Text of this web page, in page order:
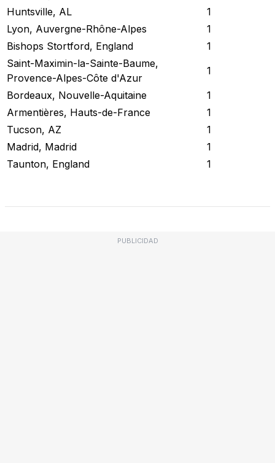
Huntsville, AL
1
Lyon, Auvergne-Rhône-Alpes
1
Bishops Stortford, England
1
Saint-Maximin-la-Sainte-Baume,
Provence-Alpes-Côte d'Azur
1
Bordeaux, Nouvelle-Aquitaine
1
Armentières, Hauts-de-France
1
Tucson, AZ
1
Madrid, Madrid
1
Taunton, England
1
PUBLICIDAD